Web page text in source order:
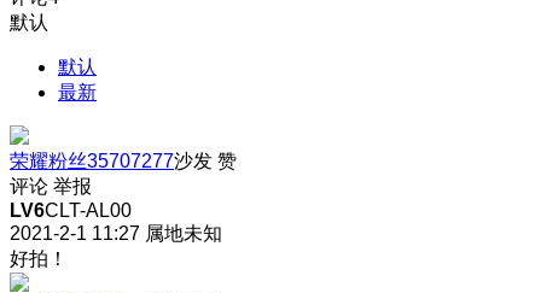
默认
默认
最新
荣耀粉丝35707277沙发 赞
评论 举报
LV6CLT-AL00
2021-2-1 11:27 属地未知
好拍！